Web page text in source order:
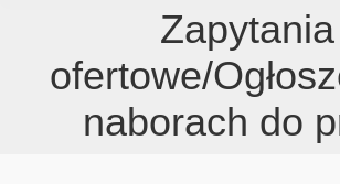
Zapytania
ofertowe/
naborach do